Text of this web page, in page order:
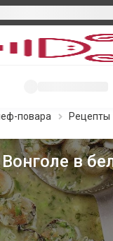
повара Рецепты
в